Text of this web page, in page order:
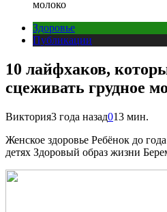
молоко
Здоровье
Публикации
10 лайфхаков,
сцеживать грудное
Виктория3 года назад013 мин.
Женское здоровье Ребёнок до
детях Здоровый образ жизни